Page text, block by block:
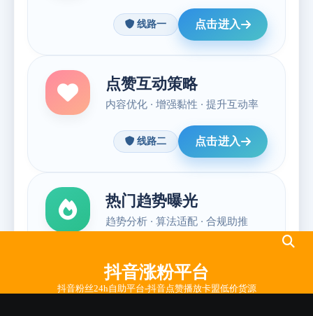
抖音涨粉平台
抖音粉丝24h自助平台-抖音点赞播放卡盟低价货源